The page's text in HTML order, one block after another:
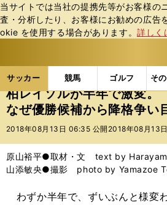
当サイトでは当社の提携先等がお客様の
査・分析したり、お客様にお勧めの広告
okie を使⽤する場合があります。詳しく
サッカー 競馬 ゴルフ そ
ス
ポ
ル
バ
サッカーの記事一覧 Jリー
柏レイソルが半年で激変。
なぜ優勝候補から降格争い
2018年08月13日 06:35 公開 2018年08月13
原山裕平●取材・文 text by
山添敏央●撮影 photo by Yamazoe
わずか半年で、ずいぶんと様変